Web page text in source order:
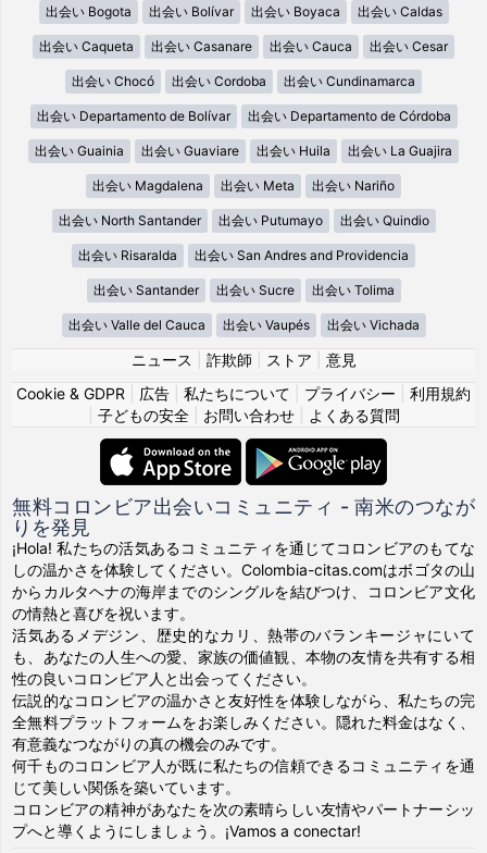
出会い Bogota 出会い Bolívar 出会い Boyaca 出会い Caldas
出会い Caqueta 出会い Casanare 出会い Cauca 出会い Cesar
出会い Chocó 出会い Cordoba 出会い Cundinamarca
出会い Departamento de Bolívar 出会い Departamento de Córdoba
出会い Guainia 出会い Guaviare 出会い Huila 出会い La Guajira
出会い Magdalena 出会い Meta 出会い Nariño
出会い North Santander 出会い Putumayo 出会い Quindio
出会い Risaralda 出会い San Andres and Providencia
出会い Santander 出会い Sucre 出会い Tolima
出会い Valle del Cauca 出会い Vaupés 出会い Vichada
ニュース 詐欺師 ストア
意見
Cookie & GDPR
広告 私たちについて プライバシー
利用規約
子どもの安全| お問い合わせ| よくある質問
無料コロンビア出会いコミュニティ - 南米のつなが
りを発見
¡Hola! 私たちの活気あるコミュニティを通じてコロンビアのもてな
しの温かさを体験してください。Colombia-citas.comはボゴタの山
からカルタヘナの海岸までのシングルを結びつけ、コロンビア文化
の情熱と喜びを祝います。
活気あるメデジン、歴史的なカリ、熱帯のバランキージャにいて
も、あなたの人生への愛、家族の価値観、本物の友情を共有する相
性の良いコロンビア人と出会ってください。
伝説的なコロンビアの温かさと友好性を体験しながら、私たちの完
全無料プラットフォームをお楽しみください。隠れた料金はなく、
有意義なつながりの真の機会のみです。
何千ものコロンビア人が既に私たちの信頼できるコミュニティを通
じて美しい関係を築いています。
コロンビアの精神があなたを次の素晴らしい友情やパートナーシッ
プへと導くようにしましょう。¡Vamos a conectar!